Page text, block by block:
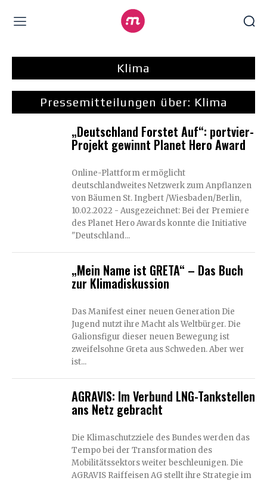
Klima
Pressemitteilungen über: Klima
„Deutschland Forstet Auf“: portvier-
Projekt gewinnt Planet Hero Award
Online-Plattform ermöglicht
deutschlandweites Netzwerk zum Anpflanzen
von Bäumen St. Ingbert /Wiesbaden/Berlin,
10.02.2022 - Ausgezeichnet: Bei der Premiere
des Planet Hero Awards konnte die Initiative
"Deutschland...
„Mein Name ist GRETA“ – Das Buch
zur Klimadiskussion
Das Manifest einer neuen Generation Die
Jugend nutzt ihre Macht als Weltbürger. Die
Galionsfigur dieser neuen Bewegung ist
zweifelsohne Greta aus Schweden. Aber wer
ist...
AGRAVIS: Im Verbund LNG-Tankstellen
ans Netz gebracht
Die Klimaschutzziele des Bundes werden das
Tempo bei der Transformation des
Mobilitätssektors weiter beschleunigen. Die
AGRAVIS Raiffeisen AG stellt ihre Strategie im